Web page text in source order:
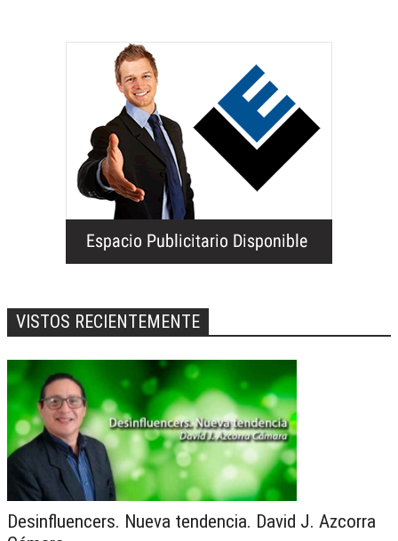
VISTOS RECIENTEMENTE
Desinfluencers. Nueva tendencia. David J. Azcorra